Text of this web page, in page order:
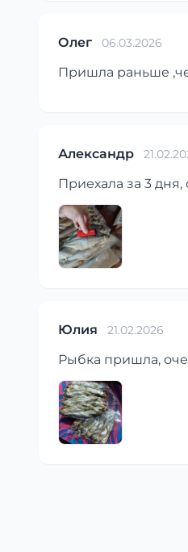
Олег 06.03.2026
Пришла раньше
Александр
Приехала за 3
Юлия 21.02.2026
Рыбка пришла,